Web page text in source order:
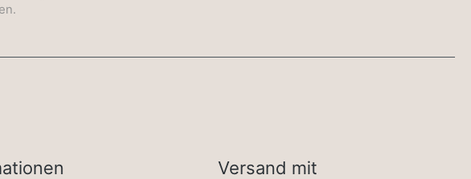
Versand mit